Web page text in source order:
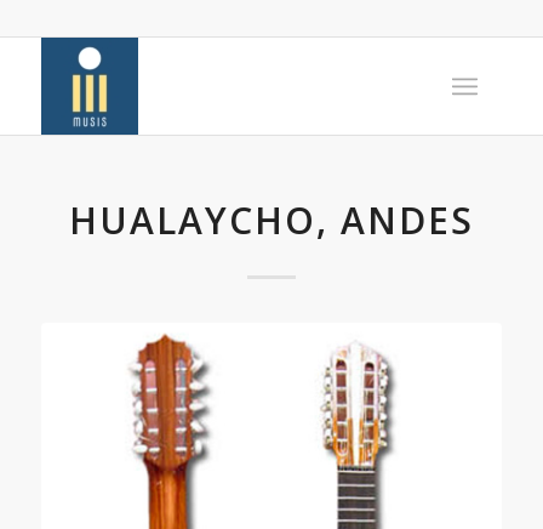
HUALAYCHO, ANDES